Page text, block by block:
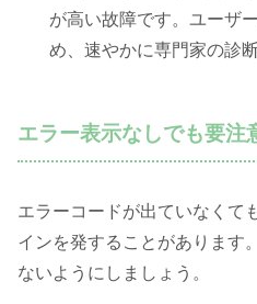
が高い故障です。ユーザ
め、速やかに専門家の診
エラー表示なしでも要注
エラーコードが出ていなくて
インを発することがあります
ないようにしましょう。